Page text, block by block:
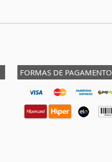
FORMAS DE PAGAMENTO